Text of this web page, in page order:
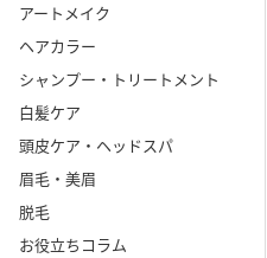
アートメイク
ヘアカラー
シャンプー・トリートメント
白髪ケア
頭皮ケア・ヘッドスパ
眉毛・美眉
脱毛
お役立ちコラム